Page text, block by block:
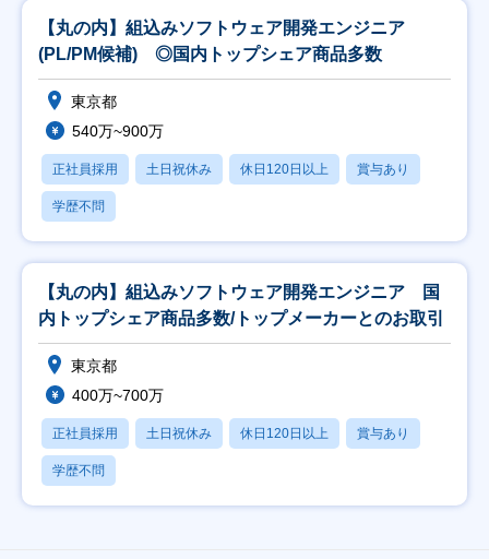
【丸の内】組込みソフトウェア開発エンジニア
(PL/PM候補) ◎国内トップシェア商品多数
東京都
540万~900万
正社員採用 土日祝休み 休日120日以上 賞与あり
学歴不問
【丸の内】組込みソフトウェア開発エンジニア 国
内トップシェア商品多数/トップメーカーとのお取引
東京都
400万~700万
正社員採用 土日祝休み 休日120日以上 賞与あり
学歴不問